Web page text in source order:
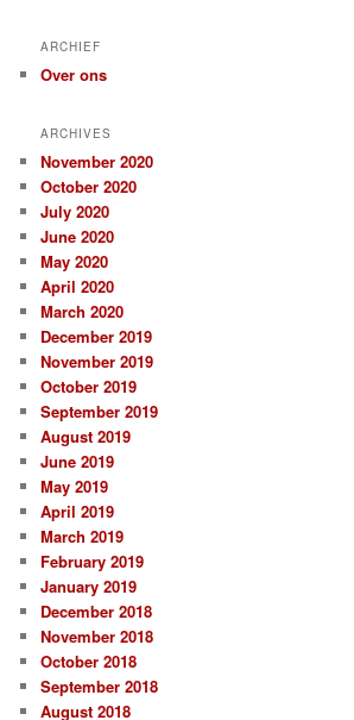
ARCHIEF
Over ons
ARCHIVES
November 2020
October 2020
July 2020
June 2020
May 2020
April 2020
March 2020
December 2019
November 2019
October 2019
September 2019
August 2019
June 2019
May 2019
April 2019
March 2019
February 2019
January 2019
December 2018
November 2018
October 2018
September 2018
August 2018